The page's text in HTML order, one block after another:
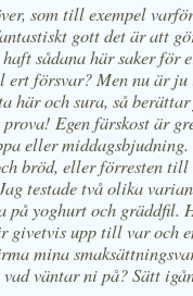
som till exempel
gott det är att
sådana här saker för
ert försvar? Men nu är ju
här och sura, så
Egen färskost är
eller middagsbjudning.
bröd, eller förresten
testade två olika
på yoghurt och gräddfil.
givetvis upp till var och
mina
väntar ni på? Sätt